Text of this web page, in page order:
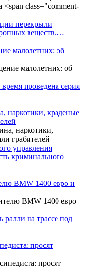
перекрыли
веществ.…
малолетних: об
проведена серия
наркотики, краденые
управления
криминального
BMW 1400 евро и
ралли на трассе под
просят